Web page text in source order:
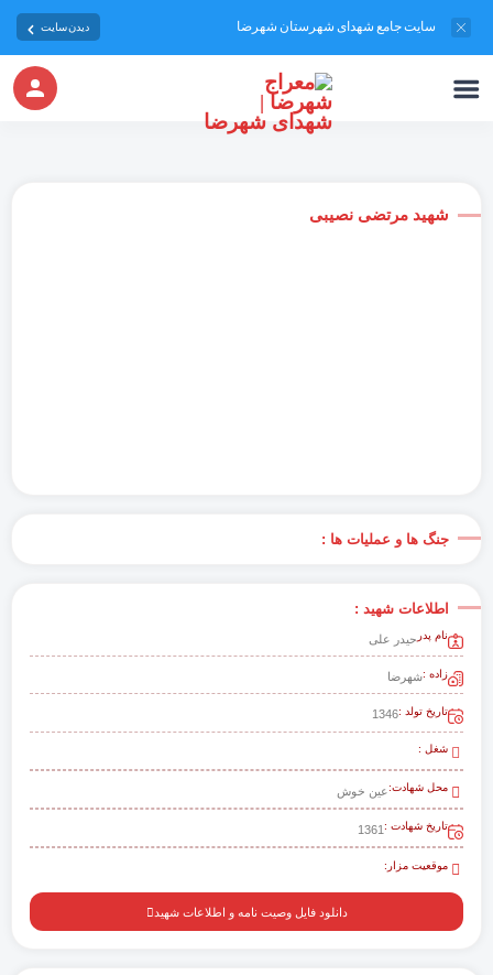
سایت جامع شهدای شهرستان شهرضا دیدن سایت
شهید مرتضی نصیبی
جنگ ها و عملیات ها :
اطلاعات شهید :
نام پدر حیدر علی
زاده :شهرضا
تاریخ تولد :1346
شغل :
محل شهادت:عین خوش
تاریخ شهادت :1361
موقعیت مزار:
دانلود فایل وصیت نامه و اطلاعات شهید